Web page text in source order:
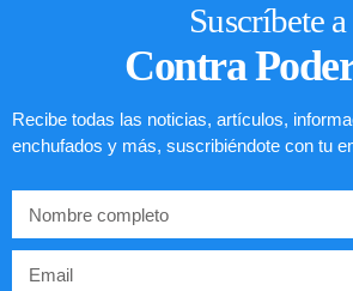
Preguntas frecuentes
EE.UU. 2020
LEER ARTÍCULO...
Suscríbete a
Contra
Recibe todas las noticias, artículos,
enchufados y más, suscribiéndote con tu